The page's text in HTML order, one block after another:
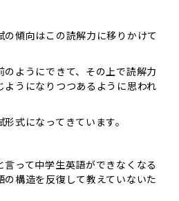
傾向はこの読解力に移りかけて
ようにできて、その上で読解力
うになりつつあるように思われ
式になってきています。
って中学生英語ができなくなる
構造を反復して教えていないた